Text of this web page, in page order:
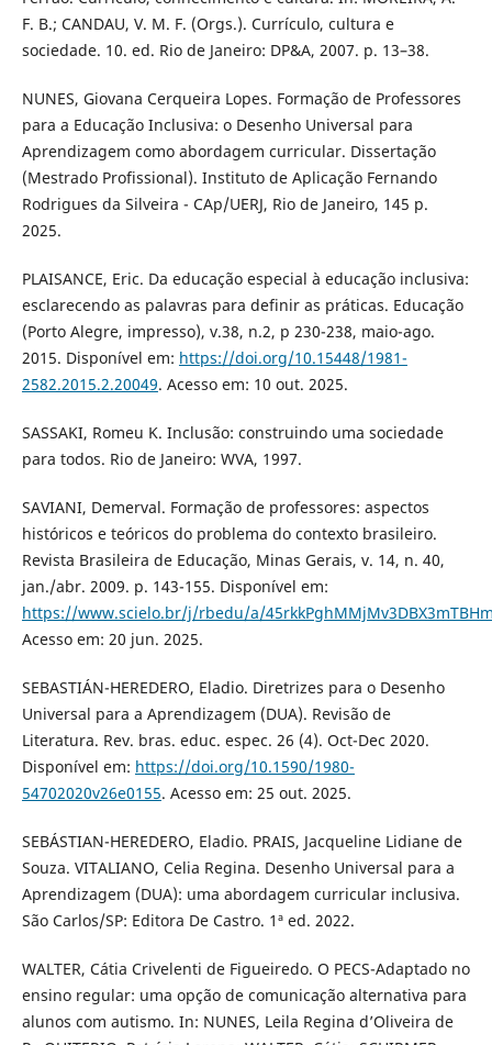
F. B.; CANDAU, V. M. F. (Orgs.). Currículo, cultura e
sociedade. 10. ed. Rio de Janeiro: DP&A, 2007. p. 13–38.
NUNES, Giovana Cerqueira Lopes. Formação de Professores
para a Educação Inclusiva: o Desenho Universal para
Aprendizagem como abordagem curricular. Dissertação
(Mestrado Profissional). Instituto de Aplicação Fernando
Rodrigues da Silveira - CAp/UERJ, Rio de Janeiro, 145 p.
2025.
PLAISANCE, Eric. Da educação especial à educação inclusiva:
esclarecendo as palavras para definir as práticas. Educação
(Porto Alegre, impresso), v.38, n.2, p 230-238, maio-ago.
2015. Disponível em: https://doi.org/10.15448/1981-
2582.2015.2.20049. Acesso em: 10 out. 2025.
SASSAKI, Romeu K. Inclusão: construindo uma sociedade
para todos. Rio de Janeiro: WVA, 1997.
SAVIANI, Demerval. Formação de professores: aspectos
históricos e teóricos do problema do contexto brasileiro.
Revista Brasileira de Educação, Minas Gerais, v. 14, n. 40,
jan./abr. 2009. p. 143-155. Disponível em:
https://www.scielo.br/j/rbedu/a/
Acesso em: 20 jun. 2025.
SEBASTIÁN-HEREDERO, Eladio. Diretrizes para o Desenho
Universal para a Aprendizagem (DUA). Revisão de
Literatura. Rev. bras. educ. espec. 26 (4). Oct-Dec 2020.
Disponível em: https://doi.org/10.1590/1980-
54702020v26e0155. Acesso em: 25 out. 2025.
SEBÁSTIAN-HEREDERO, Eladio. PRAIS, Jacqueline Lidiane de
Souza. VITALIANO, Celia Regina. Desenho Universal para a
Aprendizagem (DUA): uma abordagem curricular inclusiva.
São Carlos/SP: Editora De Castro. 1ª ed. 2022.
WALTER, Cátia Crivelenti de Figueiredo. O PECS-Adaptado no
ensino regular: uma opção de comunicação alternativa para
alunos com autismo. In: NUNES, Leila Regina d’Oliveira de